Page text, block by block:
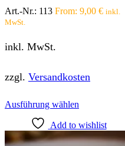
Art.-Nr.: 113 From: 9,00 € inkl.
MwSt.
inkl. MwSt.
zzgl. Versandkosten
Ausführung wählen
weist
mehrere
Add to wishlist